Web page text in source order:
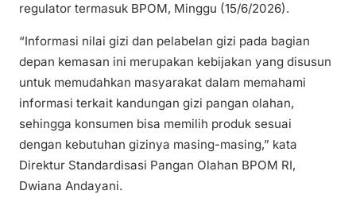
regulator termasuk BPOM, Minggu (15/6/2026).
“Informasi nilai gizi dan pelabelan gizi pada bagian
depan kemasan ini merupakan kebijakan yang disusun
untuk memudahkan masyarakat dalam memahami
informasi terkait kandungan gizi pangan olahan,
sehingga konsumen bisa memilih produk sesuai
dengan kebutuhan gizinya masing-masing,” kata
Direktur Standardisasi Pangan Olahan BPOM RI,
Dwiana Andayani.